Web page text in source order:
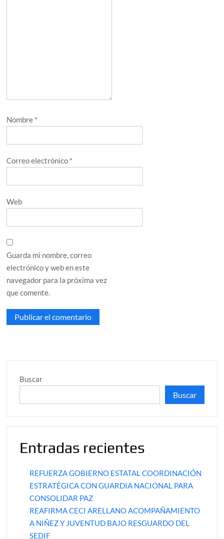
Nombre *
Correo electrónico *
Web
Guarda mi nombre, correo
electrónico y web en este
navegador para la próxima vez
que comente.
Buscar
Buscar
Entradas recientes
REFUERZA GOBIERNO ESTATAL COORDINACIÓN
ESTRATÉGICA CON GUARDIA NACIONAL PARA
CONSOLIDAR PAZ
REAFIRMA CECI ARELLANO ACOMPAÑAMIENTO
A NIÑEZ Y JUVENTUD BAJO RESGUARDO DEL
SEDIF